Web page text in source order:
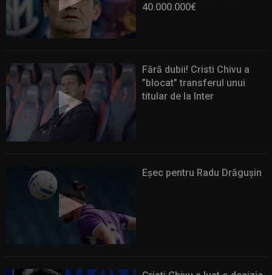
40.000.000€
Fără dubii! Cristi Chivu a
”blocat” transferul unui
titular de la Inter
Eșec pentru Radu Drăgușin